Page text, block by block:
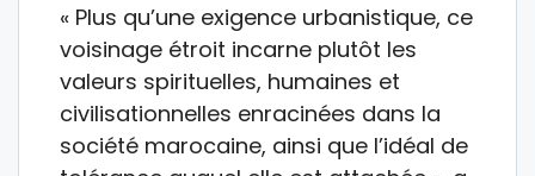
« Plus qu’une exigence urbanistique, ce
voisinage étroit incarne plutôt les
valeurs spirituelles, humaines et
civilisationnelles enracinées dans la
société marocaine, ainsi que l’idéal de